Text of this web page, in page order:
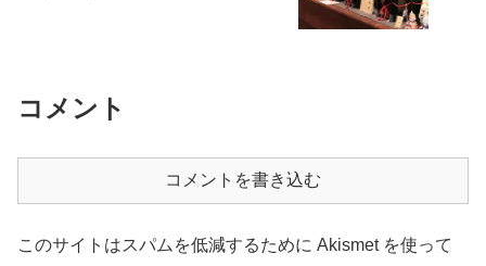
コメント
コメントを書き込む
このサイトはスパムを低減するために Akismet を使って